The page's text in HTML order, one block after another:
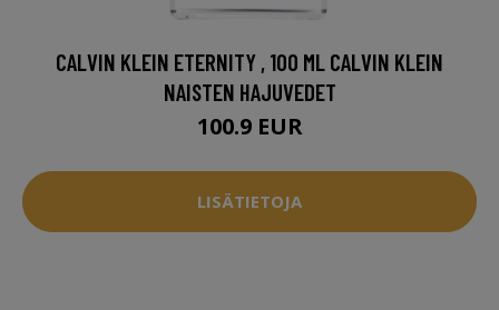
CALVIN KLEIN ETERNITY , 100 ML CALVIN KLEIN
NAISTEN HAJUVEDET
100.9 EUR
LISÄTIETOJA